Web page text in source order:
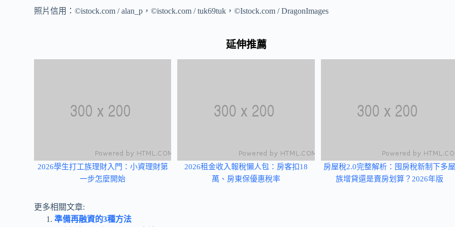
照片信用：©istock.com / alan_p，©istock.com / tuk69tuk，©Istock.com / DragonImages
延伸推薦
2026學生打工族理財入門：小資理財第
一步怎麼開始
2026租金收入報稅懶人包：房客扣18
萬、房東保優惠稅率
房屋稅2.0完整解析：囤房稅新制下多屋
族增貸還是賣房划算？2026年版
更多相關文章:
準備再融資的3種方法